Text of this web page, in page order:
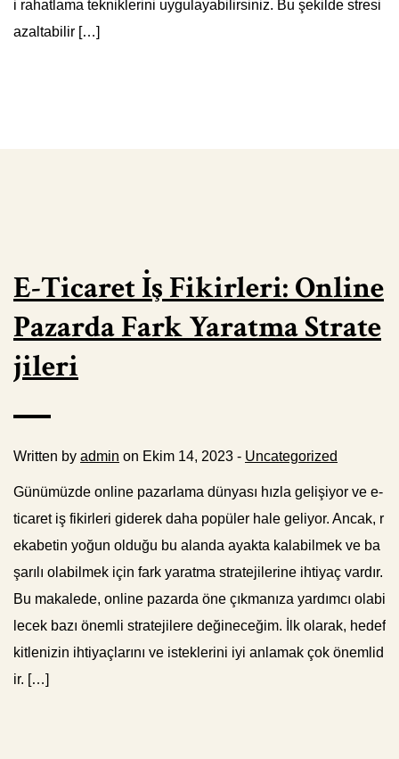
i rahatlama tekniklerini uygulayabilirsiniz. Bu şekilde stresi
azaltabilir […]
E-Ticaret İş Fikirleri: Online
Pazarda Fark Yaratma Strate
jileri
Written by admin on Ekim 14, 2023 - Uncategorized
Günümüzde online pazarlama dünyası hızla gelişiyor ve e-
ticaret iş fikirleri giderek daha popüler hale geliyor. Ancak, r
ekabetin yoğun olduğu bu alanda ayakta kalabilmek ve ba
şarılı olabilmek için fark yaratma stratejilerine ihtiyaç vardır.
Bu makalede, online pazarda öne çıkmanıza yardımcı olabi
lecek bazı önemli stratejilere değineceğim. İlk olarak, hedef
kitlenizin ihtiyaçlarını ve isteklerini iyi anlamak çok önemlid
ir. […]